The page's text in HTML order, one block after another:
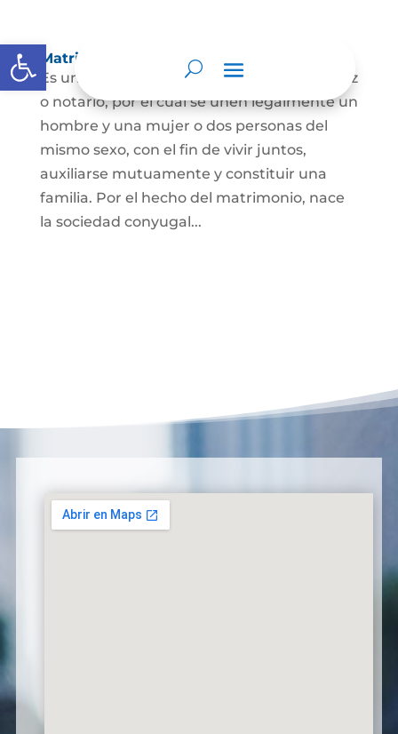
Abrir barra de herramientas
Matrimonio Civil
Es un contrato solemne celebrado ante juez
o notario, por el cual se unen legalmente un
hombre y una mujer o dos personas del
mismo sexo, con el fin de vivir juntos,
auxiliarse mutuamente y constituir una
familia. Por el hecho del matrimonio, nace
la sociedad conyugal...